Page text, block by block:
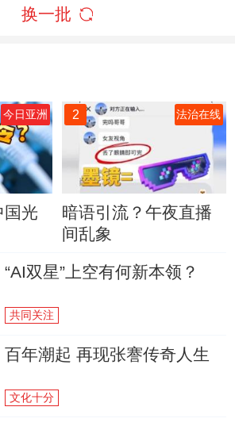
亢慕义斋/老渔阳里的
换一批
今日亚洲
国光
2 法治在线
暗语引流？午夜直播
间乱象
“AI双星”上空有何新本领？
共同关注
百年潮起 再现张謇传奇人生
文化十分